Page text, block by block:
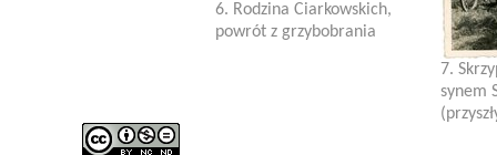
6. Rodzina Ciarkowskich,
powrót z grzybobrania
7.
synem